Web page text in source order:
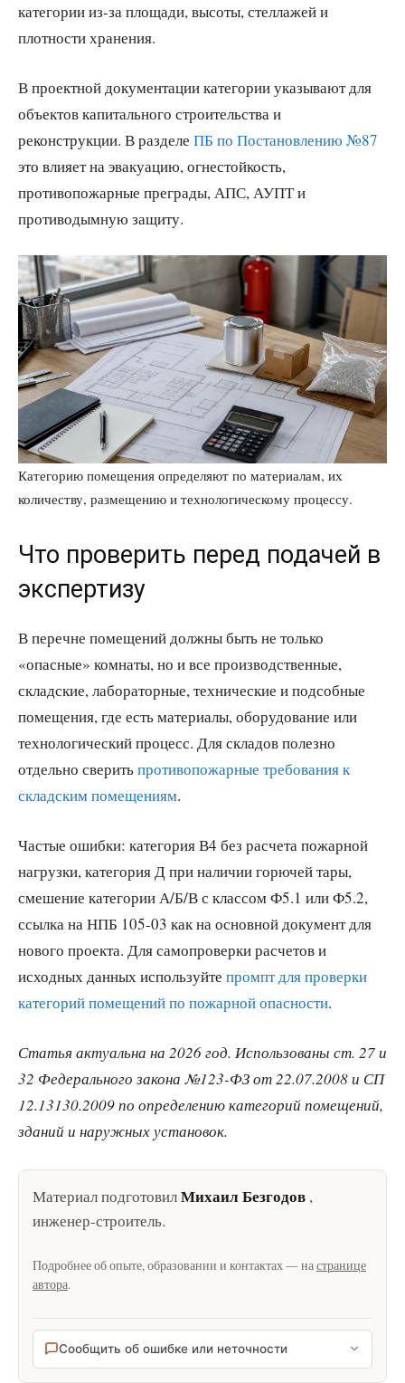
категории из-за площади, высоты, стеллажей и
плотности хранения.
В проектной документации категории указывают для
объектов капитального строительства и
реконструкции. В разделе ПБ по Постановлению №87
это влияет на эвакуацию, огнестойкость,
противопожарные преграды, АПС, АУПТ и
противодымную защиту.
Категорию помещения определяют по материалам, их
количеству, размещению и технологическому процессу.
Что проверить перед подачей в
экспертизу
В перечне помещений должны быть не только
«опасные» комнаты, но и все производственные,
складские, лабораторные, технические и подсобные
помещения, где есть материалы, оборудование или
технологический процесс. Для складов полезно
отдельно сверитьпротивопожарные требования к
складским помещениям.
Частые ошибки: категория В4 без расчета пожарной
нагрузки, категория Д при наличии горючей тары,
смешение категории А/Б/В с классом Ф5.1 или Ф5.2,
ссылка на НПБ 105-03 как на основной документ для
нового проекта. Для самопроверки расчетов и
исходных данных используйте промпт для проверки
категорий помещений по пожарной опасности.
Статья актуальна на 2026 год. Использованы ст. 27 и
32 Федерального закона №123-ФЗ от 22.07.2008 и СП
12.13130.2009 по определению категорий помещений,
зданий и наружных установок.
Материал подготовилМихаил Безгодов ,
инженер-строитель.
Подробнее об опыте, образовании и контактах — настранице
автора.
Сообщить об ошибке или неточности